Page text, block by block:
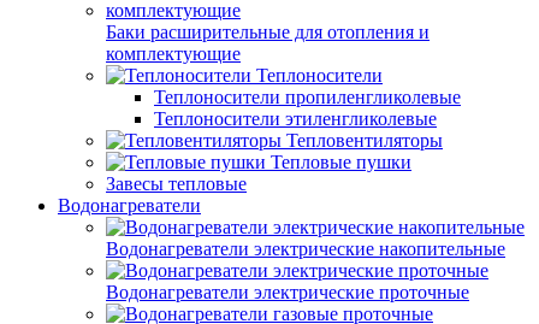
Баки расширительные для отопления и
комплектующие
Теплоносители
Теплоносители пропиленгликолевые
Теплоносители этиленгликолевые
Тепловентиляторы
Тепловые пушки
Завесы тепловые
Водонагреватели
Водонагреватели электрические накопительные
Водонагреватели электрические проточные